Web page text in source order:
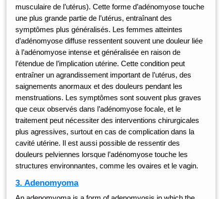
musculaire de l’utérus). Cette forme d’adénomyose touche
une plus grande partie de l’utérus, entraînant des
symptômes plus généralisés. Les femmes atteintes
d’adénomyose diffuse ressentent souvent une douleur liée
à l’adénomyose intense et généralisée en raison de
l’étendue de l’implication utérine. Cette condition peut
entraîner un agrandissement important de l’utérus, des
saignements anormaux et des douleurs pendant les
menstruations. Les symptômes sont souvent plus graves
que ceux observés dans l’adénomyose focale, et le
traitement peut nécessiter des interventions chirurgicales
plus agressives, surtout en cas de complication dans la
cavité utérine. Il est aussi possible de ressentir des
douleurs pelviennes lorsque l’adénomyose touche les
structures environnantes, comme les ovaires et le vagin.
3. Adenomyoma